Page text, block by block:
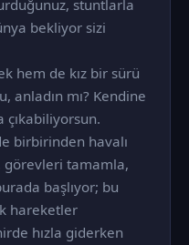
stuntlarla
bekliyor sizi
hem de kız bir sürü
anladın mı? Kendine
birbirinden havalı
görevleri tamamla,
başlıyor; bu
hareketler
hızla giderken